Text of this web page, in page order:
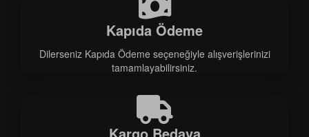
Kapıda Ödeme
Dilerseniz Kapıda Ödeme seçeneğiyle alışverişlerinizi
tamamlayabilirsiniz.